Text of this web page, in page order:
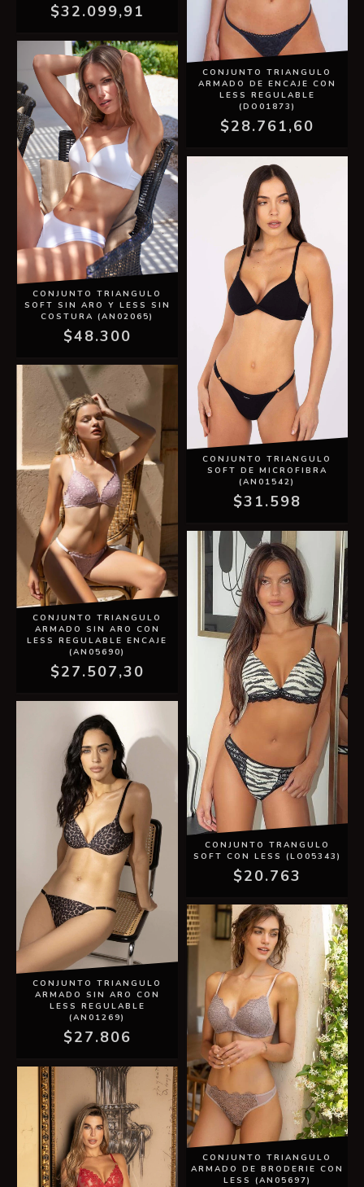
$32.099,91
CONJUNTO TRIANGULO
SOFT SIN ARO Y LESS SIN
COSTURA (AN02065)
$48.300
CONJUNTO TRIANGULO
ARMADO DE ENCAJE CON
LESS REGULABLE
(DO01873)
$28.761,60
CONJUNTO TRIANGULO
ARMADO SIN ARO CON
LESS REGULABLE ENCAJE
(AN05690)
$27.507,30
CONJUNTO TRIANGULO
SOFT DE MICROFIBRA
(AN01542)
$31.598
CONJUNTO TRIANGULO
ARMADO SIN ARO CON
LESS REGULABLE
(AN01269)
$27.806
CONJUNTO TRANGULO
SOFT CON LESS (LO05343)
$20.763
CONJUNTO TRIANGULO
ARMADO DE BRODERIE CON
LESS (AN05697)